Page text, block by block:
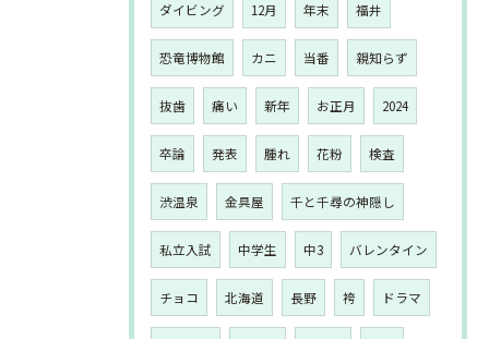
ダイビング 12月 年末 福井
恐竜博物館 カニ 当番 親知らず
抜歯 痛い 新年 お正月 2024
卒論 発表 腫れ 花粉 検査
渋温泉 金具屋 千と千尋の神隠し
私立入試 中学生 中3 バレンタイン
チョコ 北海道 長野 袴 ドラマ